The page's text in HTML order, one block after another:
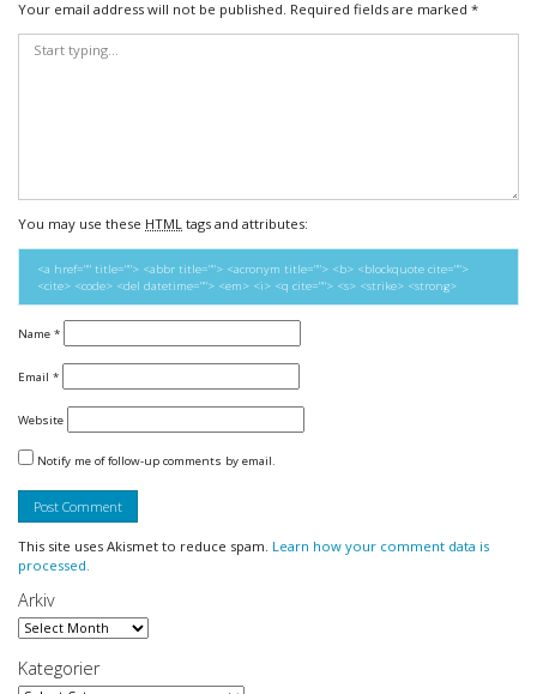
Your email address will not be published. Required fields are marked *
You may use these HTML tags and attributes:
<a href="" title=""> <abbr title=""> <acronym title=""> <b> <blockquote cite="">
<cite> <code> <del datetime=""> <em> <i> <q cite=""> <s> <strike> <strong>
Name *
Email *
Website
Notify me of follow-up comments by email.
This site uses Akismet to reduce spam. Learn how your comment data is
processed.
Arkiv
Arkiv
Kategorier